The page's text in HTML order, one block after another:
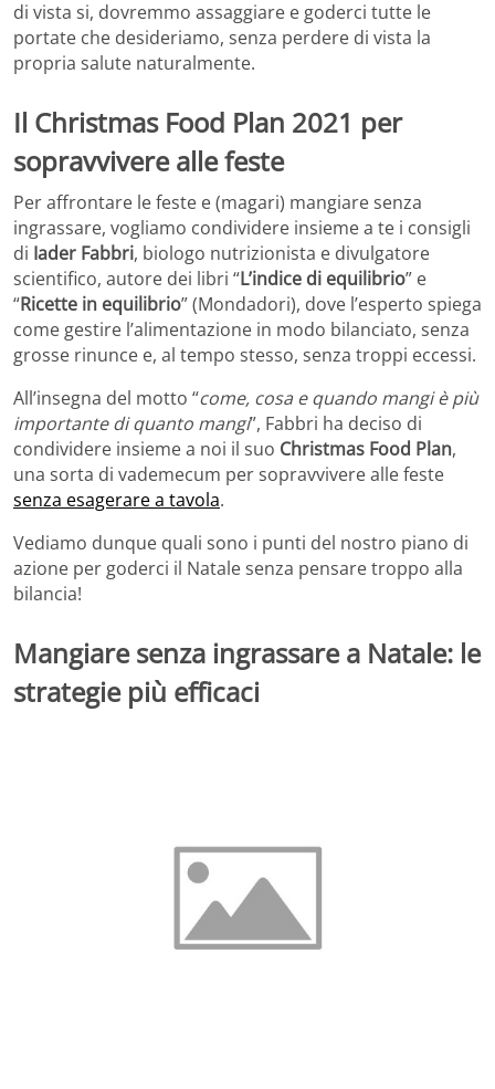
di vista si, dovremmo assaggiare e goderci tutte le
portate che desideriamo, senza perdere di vista la
propria salute naturalmente.
Il Christmas Food Plan 2021 per
sopravvivere alle feste
Per affrontare le feste e (magari) mangiare senza
ingrassare, vogliamo condividere insieme a te i consigli
di Iader Fabbri, biologo nutrizionista e divulgatore
scientifico, autore dei libri “L’indice di equilibrio” e
“Ricette in equilibrio” (Mondadori), dove l’esperto spiega
come gestire l’alimentazione in modo bilanciato, senza
grosse rinunce e, al tempo stesso, senza troppi eccessi.
All’insegna del motto “come, cosa e quando mangi è più
importante di quanto mangi”, Fabbri ha deciso di
condividere insieme a noi il suo Christmas Food Plan,
una sorta di vademecum per sopravvivere alle feste
senza esagerare a tavola.
Vediamo dunque quali sono i punti del nostro piano di
azione per goderci il Natale senza pensare troppo alla
bilancia!
Mangiare senza ingrassare a Natale: le
strategie più efficaci